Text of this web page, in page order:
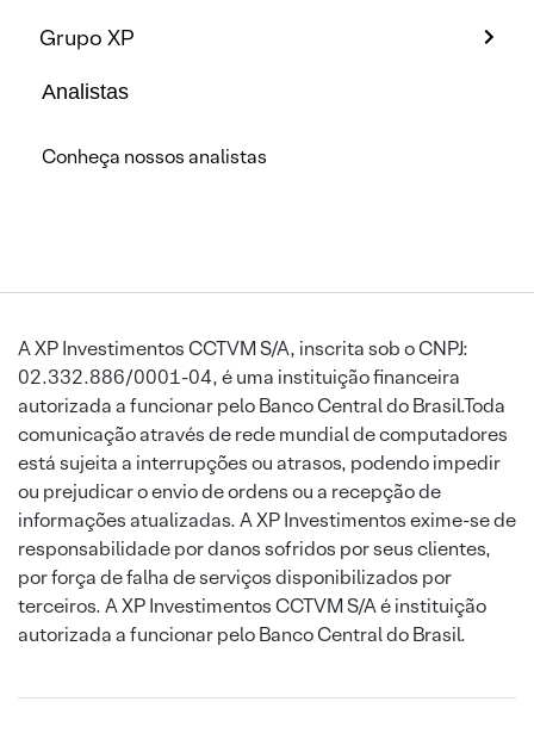
Grupo XP
Analistas
Conheça nossos analistas
A XP Investimentos CCTVM S/A, inscrita sob o CNPJ:
02.332.886/0001-04, é uma instituição financeira
autorizada a funcionar pelo Banco Central do Brasil.Toda
comunicação através de rede mundial de computadores
está sujeita a interrupções ou atrasos, podendo impedir
ou prejudicar o envio de ordens ou a recepção de
informações atualizadas. A XP Investimentos exime-se de
responsabilidade por danos sofridos por seus clientes,
por força de falha de serviços disponibilizados por
terceiros. A XP Investimentos CCTVM S/A é instituição
autorizada a funcionar pelo Banco Central do Brasil.